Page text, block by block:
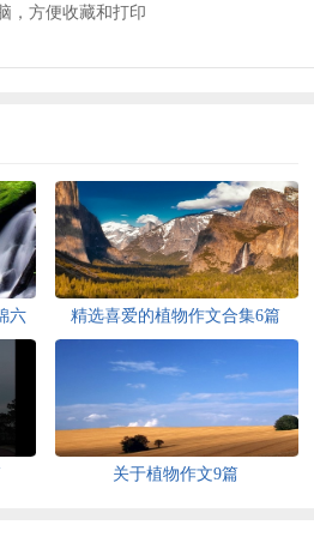
，方便收藏和打印
六
精选喜爱的植物作文合集6篇
关于植物作文9篇